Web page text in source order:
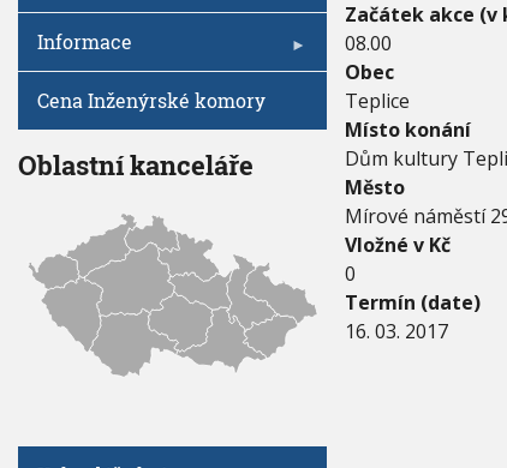
1
6
.
3
2
0
1
7
Začátek akce (v
08.00
Obec
Teplice
Místo konání
Dům kultury
Město
Mírové náměstí
Vložné v Kč
0
Termín (date)
16. 03. 2017
Informace
Cena Inženýrské komory
Oblastní kanceláře